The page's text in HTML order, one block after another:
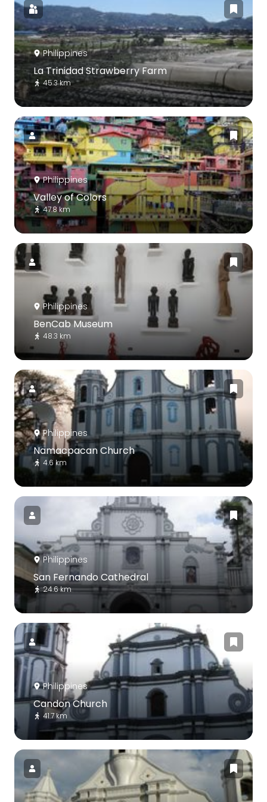
Philippines
La Trinidad Strawberry Farm
45.3 km
Philippines
Valley of Colors
47.8 km
Philippines
BenCab Museum
48.3 km
Philippines
Namacpacan Church
4.6 km
Philippines
San Fernando Cathedral
24.6 km
Philippines
Candon Church
41.7 km